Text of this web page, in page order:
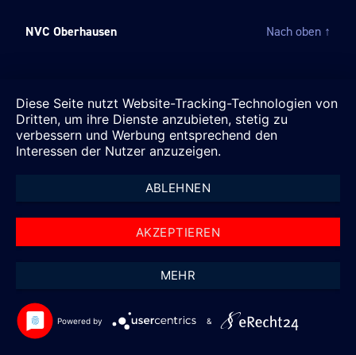
NVC Oberhausen Nach oben ↑
Diese Seite nutzt Website-Tracking-Technologien von
Dritten, um ihre Dienste anzubieten, stetig zu
verbessern und Werbung entsprechend den
Interessen der Nutzer anzuzeigen.
ABLEHNEN
AKZEPTIEREN
MEHR
Powered by &